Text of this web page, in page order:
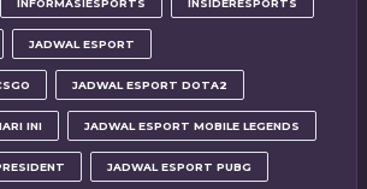
INFORMASIESPORTS INSIDERESPORTS
JADWAL ESPORT
JADWAL ESPORT DOTA2
INI JADWAL ESPORT MOBILE LEGENDS
JADWAL ESPORT PUBG